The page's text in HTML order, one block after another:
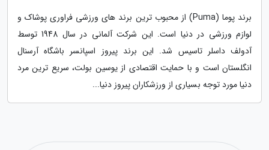
برند پوما (Puma) از محبوب ترین برند های ورزشی فراوری پوشاک و
لوازم ورزشی در دنیا است. این شرکت آلمانی در سال 1948 توسط
آدولف داسلر تاسیس شد. این برند پیروز اسپانسر باشگاه آرسنال
انگلستان است و با حمایت اقتصادی از یوسین بولت، سریع ترین مرد
دنیا مورد توجه بسیاری از ورزشکاران پیروز دنیا...